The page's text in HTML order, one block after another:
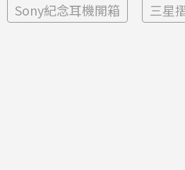
Sony紀念耳機開箱 三星